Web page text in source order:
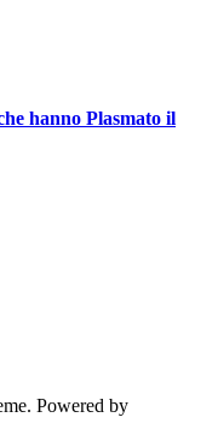
hanno Plasmato il
Powered by